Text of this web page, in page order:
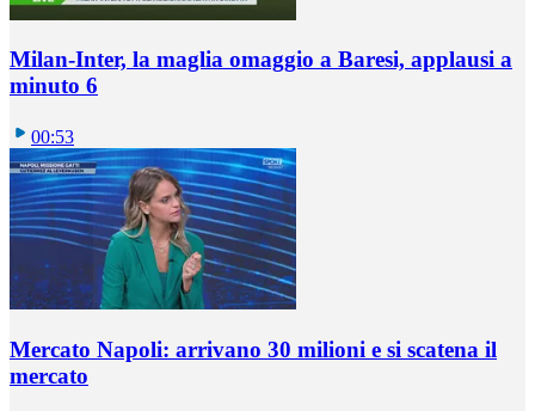
Milan-Inter, la maglia omaggio a Baresi, applausi a
minuto 6
00:53
Mercato Napoli: arrivano 30 milioni e si scatena il
mercato